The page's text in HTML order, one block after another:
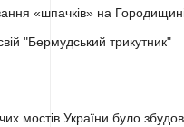
«шпачків» на
"Бермудський трикутник"
мостів України було